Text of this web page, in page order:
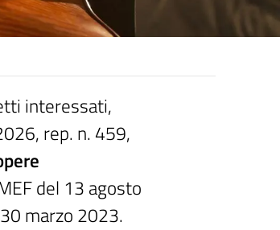
interessati,
rep. n. 459,
del 13 agosto
marzo 2023.